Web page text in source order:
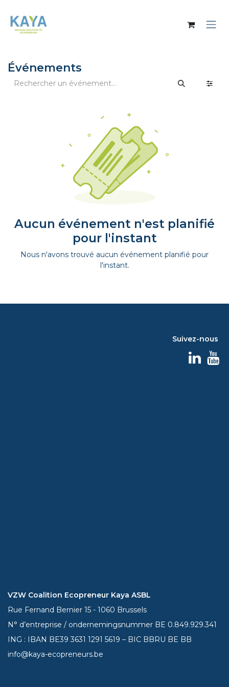
Événements
Aucun événement n'est planifié
pour l'instant
Nous n'avons trouvé aucun événement planifié pour
l'instant.
Suivez-nous
VZW Coalition Ecopreneur Kaya ASBL
Rue Fernand Bernier 15 - 1060 Brussels
N° d’entreprise / ondernemingsnummer BE 0.849.929.341
ING : IBAN BE393631 1291 5619 – BIC BBRU BE BB
info@kaya-ecopreneurs.be